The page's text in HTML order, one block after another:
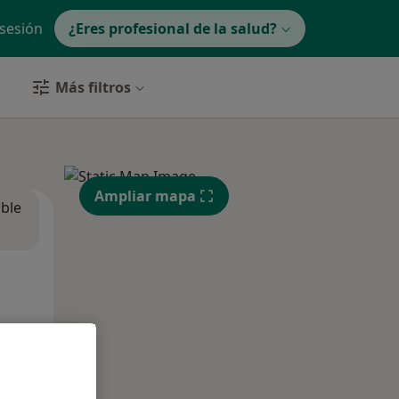
¿Eres profesional de la salud?
Más filtros
Ampliar mapa